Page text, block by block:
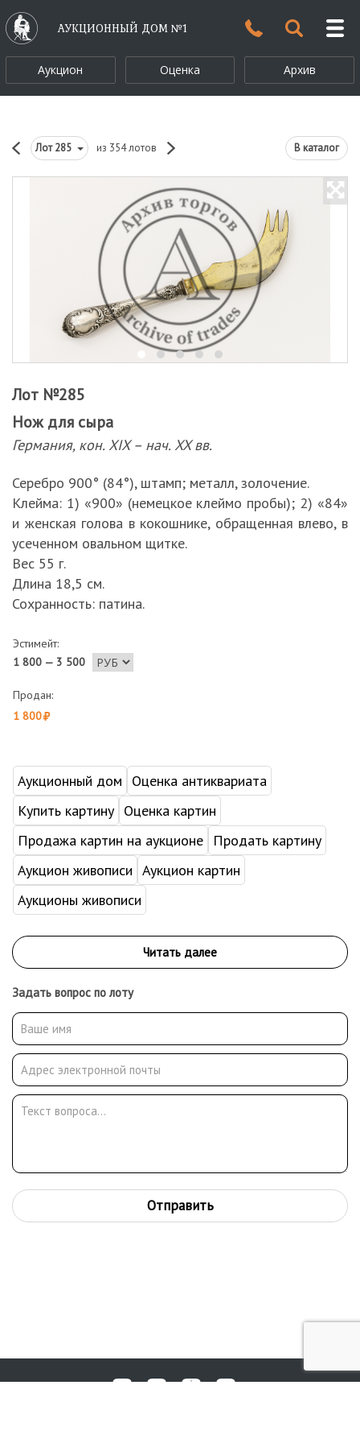
АУКЦИОННЫЙ ДОМ №1
Аукцион Оценка Архив
Лот285 из 354 лотов В каталог
Лот №285
Нож для сыра
Германия, кон. XIX – нач. XX вв.
Серебро 900° (84°), штамп; металл, золочение.
Клейма: 1) «900» (немецкое клеймо пробы); 2) «84»
и женская голова в кокошнике, обращенная влево, в
усеченном овальном щитке.
Вес 55 г.
Длина 18,5 см.
Сохранность: патина.
Эстимейт:
1 800 — 3 500
Продан:
1 800
Аукционный дом
Оценка антиквариата
Купить картину Оценка картин
Продажа картин на аукционе
Продать картину
Аукцион живописи Аукцион картин
Аукционы живописи
Задать вопрос по лоту
Отправить